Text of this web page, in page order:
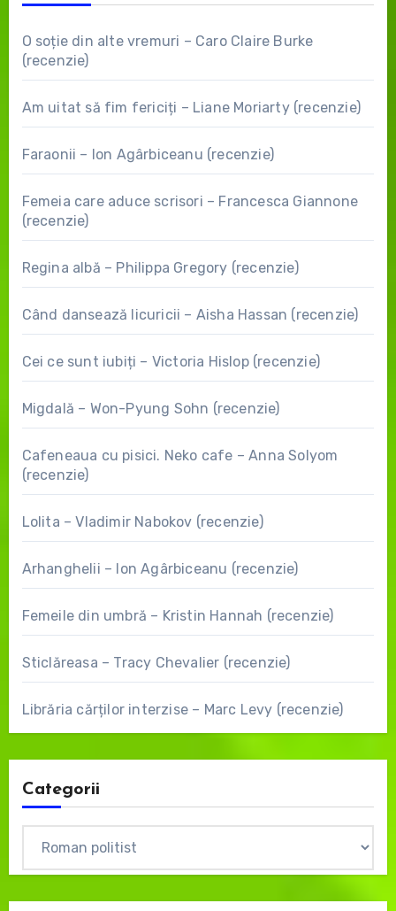
O soție din alte vremuri – Caro Claire Burke
(recenzie)
Am uitat să fim fericiți – Liane Moriarty (recenzie)
Faraonii – Ion Agârbiceanu (recenzie)
Femeia care aduce scrisori – Francesca Giannone
(recenzie)
Regina albă – Philippa Gregory (recenzie)
Când dansează licuricii – Aisha Hassan (recenzie)
Cei ce sunt iubiți – Victoria Hislop (recenzie)
Migdală – Won-Pyung Sohn (recenzie)
Cafeneaua cu pisici. Neko cafe – Anna Solyom
(recenzie)
Lolita – Vladimir Nabokov (recenzie)
Arhanghelii – Ion Agârbiceanu (recenzie)
Femeile din umbră – Kristin Hannah (recenzie)
Sticlăreasa – Tracy Chevalier (recenzie)
Librăria cărților interzise – Marc Levy (recenzie)
Categorii